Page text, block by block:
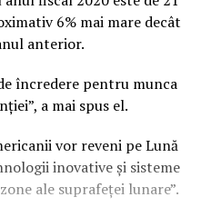
6% mai mare decât
anterior.
încredere pentru munca
a mai spus el.
vor reveni pe Lună
inovative şi sisteme
ale suprafeţei lunare”.